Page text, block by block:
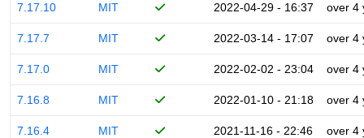
7.17.10 MIT 2022-04-29 - 16:37 over 4
7.17.7 MIT 2022-03-14 - 17:07 over 4
7.17.0 MIT 2022-02-02 - 23:04 over 4
7.16.8 MIT 2022-01-10 - 21:18 over 4
7.16.4 MIT 2021-11-16 - 22:46 over 4